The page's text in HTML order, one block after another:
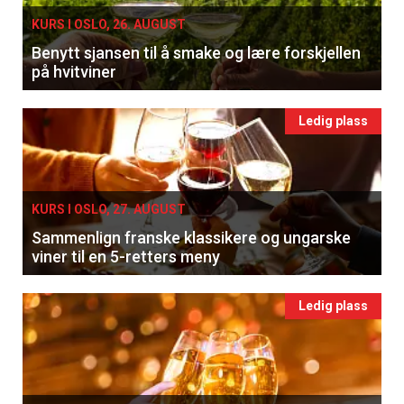
KURS I OSLO, 26. AUGUST
Benytt sjansen til å smake og lære forskjellen
på hvitviner
Ledig plass
KURS I OSLO, 27. AUGUST
Sammenlign franske klassikere og ungarske
viner til en 5-retters meny
Ledig plass